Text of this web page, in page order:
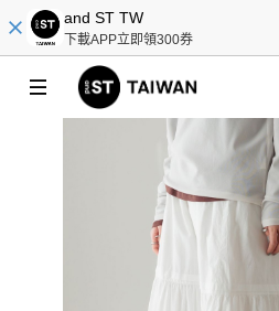
and ST TW
下載APP立即領300券